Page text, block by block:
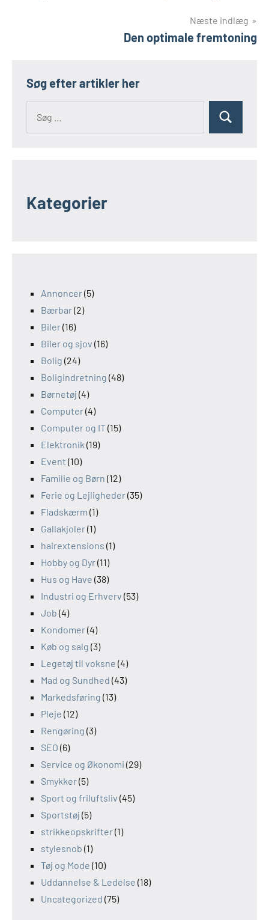
Næste indlæg
Den optimale fremtoning
Søg efter artikler her
Kategorier
Annoncer(5)
Bærbar(2)
Biler(16)
Biler og sjov (16)
Bolig (24)
Boligindretning (48)
Børnetøj (4)
Computer(4)
Computer og IT(15)
Elektronik (19)
Event (10)
Familie og Børn (12)
Ferie og Lejligheder(35)
Fladskærm (1)
Gallakjoler(1)
hairextensions (1)
Hobby og Dyr(11)
Hus og Have (38)
Industri og Erhverv (53)
Job (4)
Kondomer(4)
Køb og salg (3)
Legetøj til voksne (4)
Mad og Sundhed (43)
Markedsføring (13)
Pleje (12)
Rengøring (3)
SEO (6)
Service og Økonomi (29)
Smykker(5)
Sport og friluftsliv (45)
Sportstøj (5)
strikkeopskrifter(1)
stylesnob (1)
Tøj og Mode (10)
Uddannelse & Ledelse (18)
Uncategorized (75)